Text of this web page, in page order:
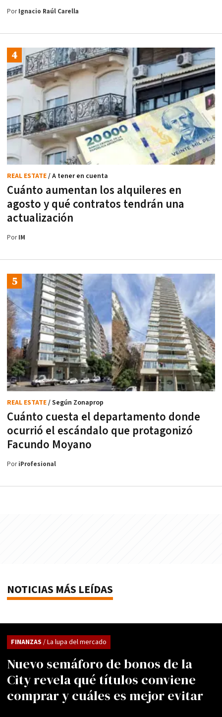
PorIgnacio Raúl Carella
Cuánto aumentan los alquileres en
agosto y qué contratos tendrán una
actualización
REAL ESTATE/ A tener en cuenta
PorIM
Cuánto cuesta el departamento donde
ocurrió el escándalo que protagonizó
Facundo Moyano
REAL ESTATE/ Según Zonaprop
PoriProfesional
NOTICIAS MÁS LEÍDAS
Nuevo semáforo de bonos de la
City revela qué títulos conviene
comprar y cuáles es mejor evitar
FINANZAS / La lupa del mercado